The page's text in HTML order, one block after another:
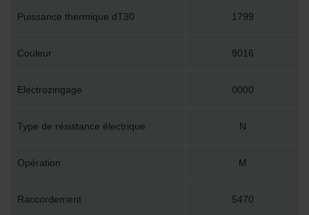
Puissance thermique dT30 1799
Couleur 9016
Electrozingage 0000
Type de résistance électrique N
Opération M
Raccordement 5470